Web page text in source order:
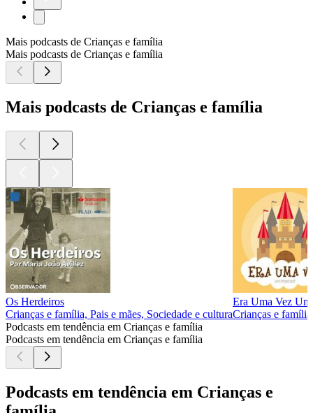
Mais podcasts de Crianças e família
Mais podcasts de Crianças e família
Mais podcasts de Crianças e família
Os Herdeiros
Crianças e família, Pais e mães, Sociedade e cultura
Era Uma Vez Um
Crianças e
Podcasts em tendência em Crianças e família
Podcasts em tendência em Crianças e família
Podcasts em tendência em Crianças e